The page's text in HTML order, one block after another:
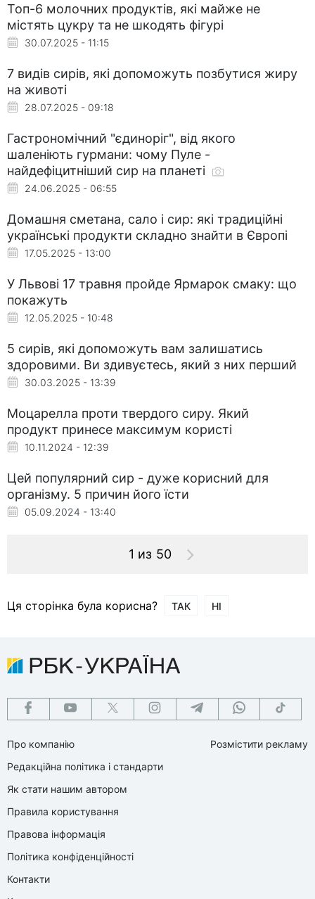
Топ-6 молочних продуктів, які майже не
містять цукру та не шкодять фігурі
30.07.2025 - 11:15
7 видів сирів, які допоможуть позбутися жиру
на животі
28.07.2025 - 09:18
Гастрономічний "єдиноріг", від якого
шаленіють гурмани: чому Пуле -
найдефіцитніший сир на планеті
24.06.2025 - 06:55
Домашня сметана, сало і сир: які традиційні
українські продукти складно знайти в Європі
17.05.2025 - 13:00
У Львові 17 травня пройде Ярмарок смаку: що
покажуть
12.05.2025 - 10:48
5 сирів, які допоможуть вам залишатись
здоровими. Ви здивуєтесь, який з них перший
30.03.2025 - 13:39
Моцарелла проти твердого сиру. Який
продукт принесе максимум користі
10.11.2024 - 12:39
Цей популярний сир - дуже корисний для
організму. 5 причин його їсти
05.09.2024 - 13:40
1 из 50
Ця сторінка була корисна? ТАК НІ
Про компанію
Редакційна політика і стандарти
Як стати нашим автором
Правила користування
Правова інформація
Політика конфіденційності
Контакти
Розмістити рекламу